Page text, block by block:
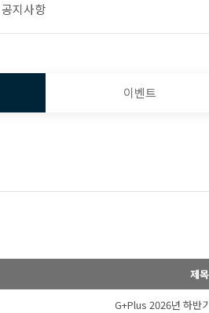
공지사항
이벤트
제목
G+Plus 2026년 하반